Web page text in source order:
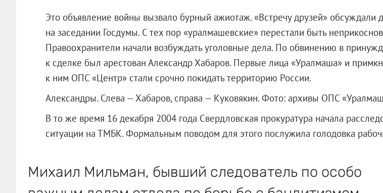
Это объявление войны вызвало бурный ажиотаж. «Встречу друзей» обсуждали
на заседании Госдумы. С тех пор «уралмашевские» перестали быть
Правоохранители начали возбуждать уголовные дела. По обвинению в
к сделке был арестован Александр Хабаров. Первые лица «Уралмаша» и
к ним ОПС «Центр» стали срочно покидать территорию России.
Александры. Слева — Хабаров, справа — Куковякин. Фото: архивы ОПС
В то же время 16 декабря 2004 года Свердловская прокуратура начала
ситуации на ТМБК. Формальным поводом для этого послужила голодовка
Михаил Мильман, бывший следователь по особо